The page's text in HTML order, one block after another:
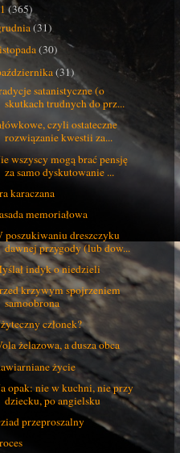
(365)
(31)
(30)
(31)
satanistyczne (o
skutkach trudnych do prz...
czyli ostateczne
rozwiązanie kwestii za...
wszyscy mogą brać pensję
za samo dyskutowanie ...
karaczana
memoriałowa
poszukiwaniu dreszczyku
dawnej przygody (lub dow...
indyk o niedzieli
krzywym spojrzeniem
samoobrona
członek?
żelazowa, a dusza obca
życie
opak: nie w kuchni, nie przy
dziecku, po angielsku
przeproszalny